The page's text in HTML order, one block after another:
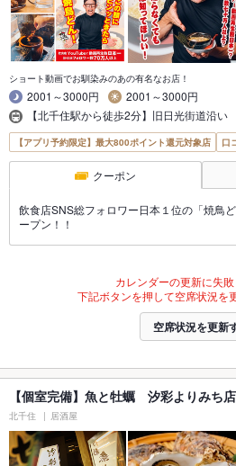
ショート動画でお馴染みのあの有名なお店！
2001～3000円
2001～3000円
【北千住駅から徒歩2分】旧日光街道沿い
【アプリ予約限定】最大800ポイント還元対象店 口
クーポン
飲食店SNS総フォロワー日本１位の「焼鳥
ープン！！
カレンダーの更新に失敗
下記ボタンを押して空席状況を
空席状況を更新
【個室完備】魚と牡蠣 汐彩よりみち店
北千住 居酒屋